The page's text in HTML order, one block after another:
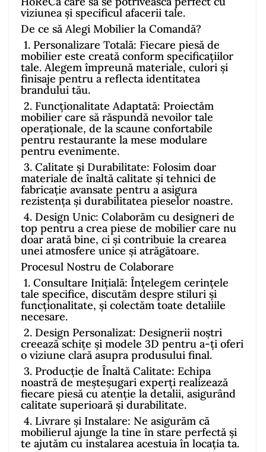
viziunea și specificul afacerii tale.
De ce să Alegi Mobilier la Comandă?
1. Personalizare Totală: Fiecare piesă de
mobilier este creată conform specificațiilor
tale. Alegem împreună materiale, culori și
finisaje pentru a reflecta identitatea
brandului tău.
2. Funcționalitate Adaptată: Proiectăm
mobilier care să răspundă nevoilor tale
operaționale, de la scaune confortabile
pentru restaurante la mese modulare
pentru evenimente.
3. Calitate și Durabilitate: Folosim doar
materiale de înaltă calitate și tehnici de
fabricație avansate pentru a asigura
rezistența și durabilitatea pieselor noastre.
4. Design Unic: Colaborăm cu designeri de
top pentru a crea piese de mobilier care nu
doar arată bine, ci și contribuie la crearea
unei atmosfere unice și atrăgătoare.
Procesul Nostru de Colaborare
1. Consultare Inițială: Înțelegem cerințele
tale specifice, discutăm despre stiluri și
funcționalitate, și colectăm toate detaliile
necesare.
2. Design Personalizat: Designerii noștri
creează schițe și modele 3D pentru a-ți oferi
o viziune clară asupra produsului final.
3. Producție de Înaltă Calitate: Echipa
noastră de meșteșugari experți realizează
fiecare piesă cu atenție la detalii, asigurând
calitate superioară și durabilitate.
4. Livrare și Instalare: Ne asigurăm că
mobilierul ajunge la tine în stare perfectă și
te ajutăm cu instalarea acestuia în locația ta.